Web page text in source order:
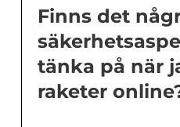
Finns det
tänka på när
raketer